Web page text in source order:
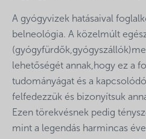
A gyógyvizek hatásaival
belneológia. A közelmúlt
lehetőségét annak,hogy ez a
tudományágat és a
felfedezzük és bizonyítsuk
Ezen törekvésnek pedig
mint a legendás harmincas